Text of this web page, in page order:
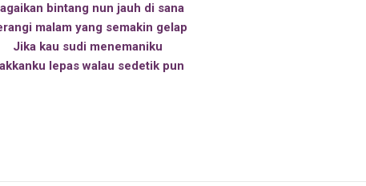
bintang nun jauh di sana
malam yang semakin gelap
Jika kau sudi menemaniku
lepas walau sedetik pun